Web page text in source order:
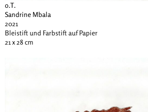
o.T.
Sandrine Mbala
2021
Bleistift und Farbstift auf Papier
21 x 28 cm